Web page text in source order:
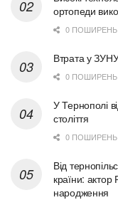
ортопеди
0 ПОШИРЕНЬ
Втрата у
0 ПОШИРЕНЬ
У Тернополі
століття
0 ПОШИРЕНЬ
Від
країни: актор
народження